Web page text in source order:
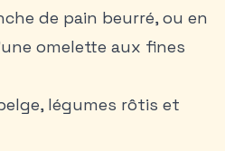
de pain beurré, ou en
omelette aux fines
légumes rôtis et